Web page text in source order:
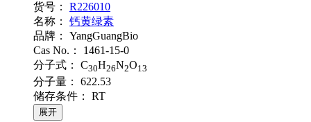
货号：
R226010
名称：
钙黄绿素
品牌：
YangGuangBio
Cas No.：
1461-15-0
分子式：
C30H26N2O13
分子量：
622.53
储存条件：
RT
展开